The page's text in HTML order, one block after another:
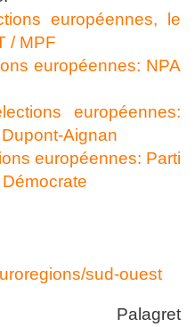
européennes, le
/ MPF
européennes: NPA
européennes:
Aignan
européennes: Parti
sud-ouest
Palagret